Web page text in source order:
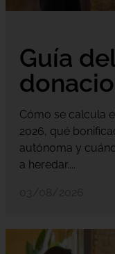
Guía
Cómo se calcula
2026, qué
autónoma y
a heredar....